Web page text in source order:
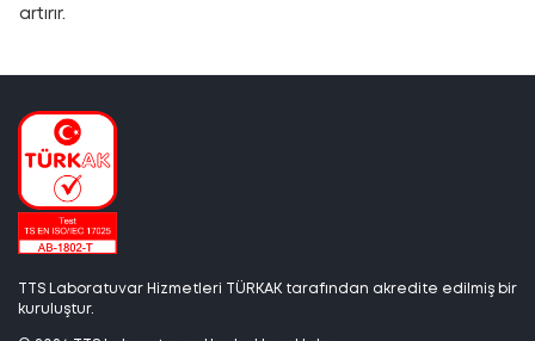
artırır.
TTS Laboratuvar Hizmetleri TÜRKAK tarafından akredite edilmiş bir
kuruluştur.